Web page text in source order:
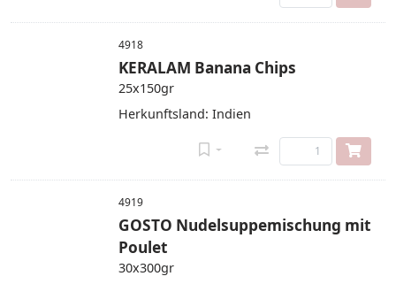
4918
KERALAM Banana Chips
25x150gr
Herkunftsland: Indien
4919
GOSTO Nudelsuppemischung mit
Poulet
30x300gr